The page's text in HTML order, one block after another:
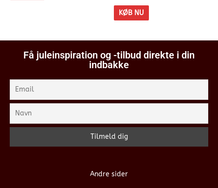
KØB NU
Få juleinspiration og -tilbud direkte i din
indbakke
Andre sider